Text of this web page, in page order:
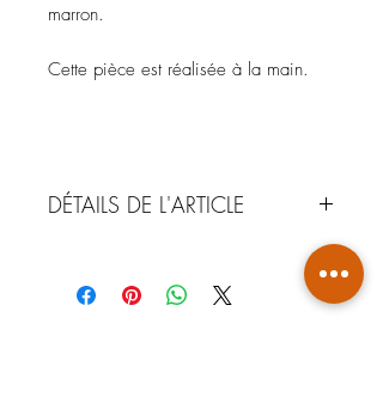
marron.
Cette pièce est réalisée à la main.
DÉTAILS DE L'ARTICLE
Faience
COULEUR : Marron gris